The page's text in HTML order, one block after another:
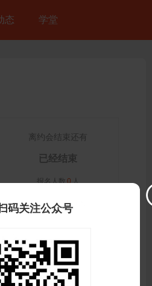
态 学堂
离约会结束还有
已经结束
报名人数0人
围观人数 1525
码关注公众号